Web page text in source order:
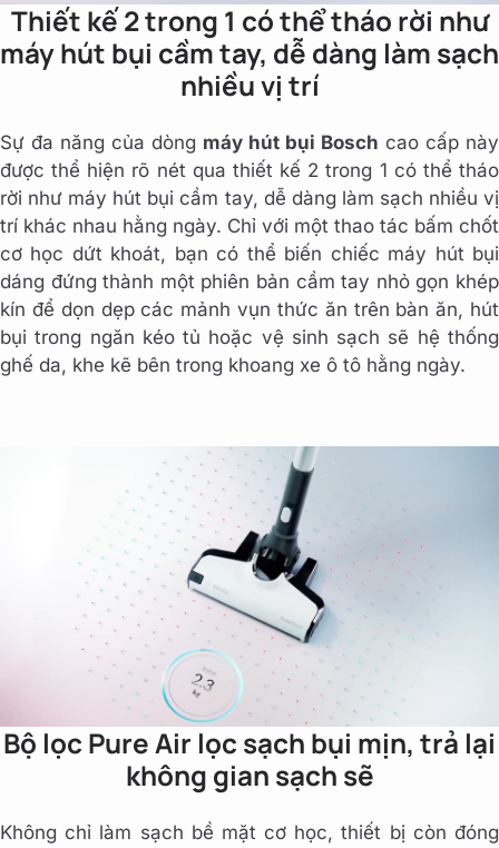
Thiết kế 2 trong 1 có thể tháo rời như
máy hút bụi cầm tay, dễ dàng làm sạch
nhiều vị trí
Sự đa năng của dòng máy hút bụi Bosch cao cấp này
được thể hiện rõ nét qua thiết kế 2 trong 1 có thể tháo
rời như máy hút bụi cầm tay, dễ dàng làm sạch nhiều vị
trí khác nhau hằng ngày. Chỉ với một thao tác bấm chốt
cơ học dứt khoát, bạn có thể biến chiếc máy hút bụi
dáng đứng thành một phiên bản cầm tay nhỏ gọn khép
kín để dọn dẹp các mảnh vụn thức ăn trên bàn ăn, hút
bụi trong ngăn kéo tủ hoặc vệ sinh sạch sẽ hệ thống
ghế da, khe kẽ bên trong khoang xe ô tô hằng ngày.
Bộ lọc Pure Air lọc sạch bụi mịn, trả lại
không gian sạch sẽ
Không chỉ làm sạch bề mặt cơ học, thiết bị còn đóng